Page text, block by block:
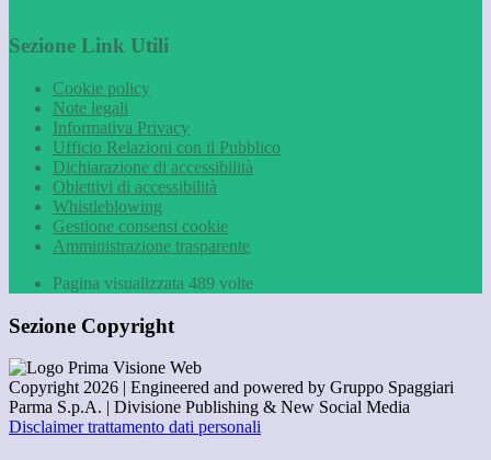
Sezione Link Utili
Cookie policy
Note legali
Informativa Privacy
Ufficio Relazioni con il Pubblico
Dichiarazione di accessibilità
Obiettivi di accessibilità
Whistleblowing
Gestione consensi cookie
Amministrazione trasparente
Pagina visualizzata 489 volte
Sezione Copyright
Copyright 2026 | Engineered and powered by Gruppo Spaggiari
Parma S.p.A. | Divisione Publishing & New Social Media
Disclaimer trattamento dati personali